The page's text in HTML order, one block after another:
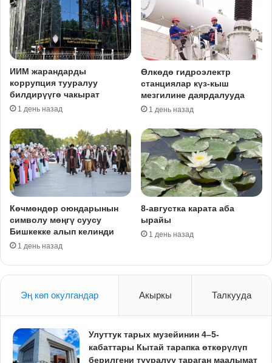
ИИМ жарандарды
коррупция тууралуу
билдирүүгө чакырат
1 день назад
Өлкөдө гидроэлектр
станциялар күз-кыш
мезгилине даярдалууда
1 день назад
Көчмөндөр оюндарынын
символу мөңгү суусу
Бишкекке алып келинди
1 день назад
8-августка карата аба
ырайы
1 день назад
Эң көп окулгандар Акыркы Талкууда
Улуттук тарых музейинин 4–5-
кабаттары Кытай тарапка өткөрүлүп
берилгени тууралуу тараган маалымат